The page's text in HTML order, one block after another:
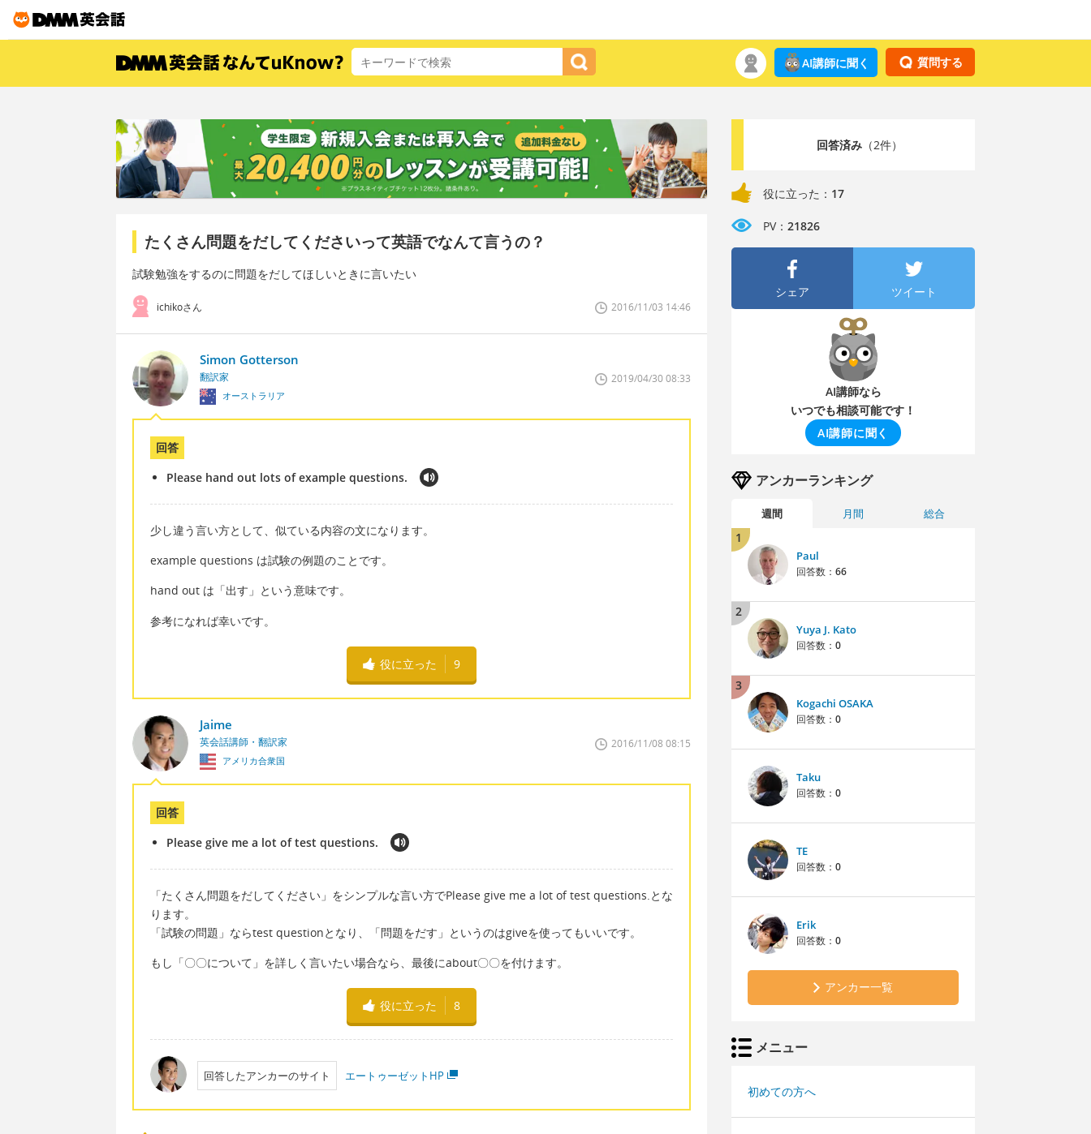
質問する
AI講師に聞く
たくさん問題をだしてくださいって英語でなんて言うの？
試験勉強をするのに問題をだしてほしいときに言いたい
ichikoさん 2016/11/03 14:46
Simon Gotterson
翻訳家
オーストラリア
2019/04/30 08:33
回答
Please hand out lots of example questions.
少し違う言い方として、似ている内容の文になります。
example questions は試験の例題のことです。
hand out は「出す」という意味です。
参考になれば幸いです。
役に立った 9
Jaime
英会話講師・翻訳家
アメリカ合衆国
2016/11/08 08:15
回答
Please give me a lot of test questions.
「たくさん問題をだしてください」をシンプルな言い方でPlease give me a lot of test questions.とな
ります。
「試験の問題」ならtest questionとなり、「問題をだす」というのはgiveを使ってもいいです。
もし「〇〇について」を詳しく言いたい場合なら、最後にabout〇〇を付けます。
役に立った 8
回答したアンカーのサイト エートゥーゼットHP
回答済み（2件）
役に立った： 17
PV： 21826
シェア ツイート
AI講師なら
いつでも相談可能です！
AI講師に聞く
アンカーランキング
週間 月間 総合
1
Paul
回答数： 66
2
Yuya J. Kato
回答数： 0
3
Kogachi OSAKA
回答数： 0
Taku
回答数： 0
TE
回答数： 0
Erik
回答数： 0
アンカー一覧
メニュー
初めての方へ